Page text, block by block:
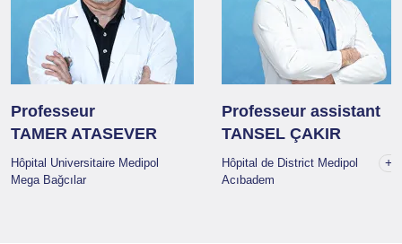
Professeur
TAMER ATASEVER
Hôpital Universitaire Medipol
Mega Bağcılar
Professeur assistant
TANSEL ÇAKIR
Hôpital de District Medipol
Acıbadem
+1